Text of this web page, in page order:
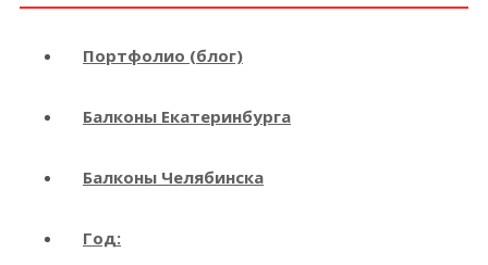
Портфолио (блог)
Балконы Екатеринбурга
Балконы Челябинска
Год: